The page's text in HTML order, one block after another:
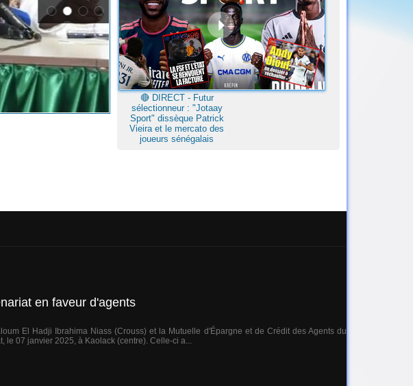
🔴​ DIRECT - Futur
sélectionneur : "Jotaay
Sport" dissèque Patrick
Vieira et le mercato des
joueurs sénégalais
en faveur d'agents
El Hadji Ibrahima Niass (Crouss) et la Mutuelle d'Épargne et de Crédit des Agents du
le 07 janvier 2025, à Kaolack (centre). Celle-ci a...